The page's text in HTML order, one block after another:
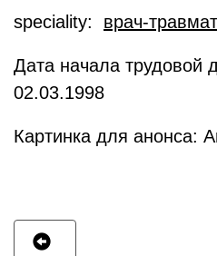
speciality: врач-
Дата начала трудовой
02.03.1998
Картинка для анонса: